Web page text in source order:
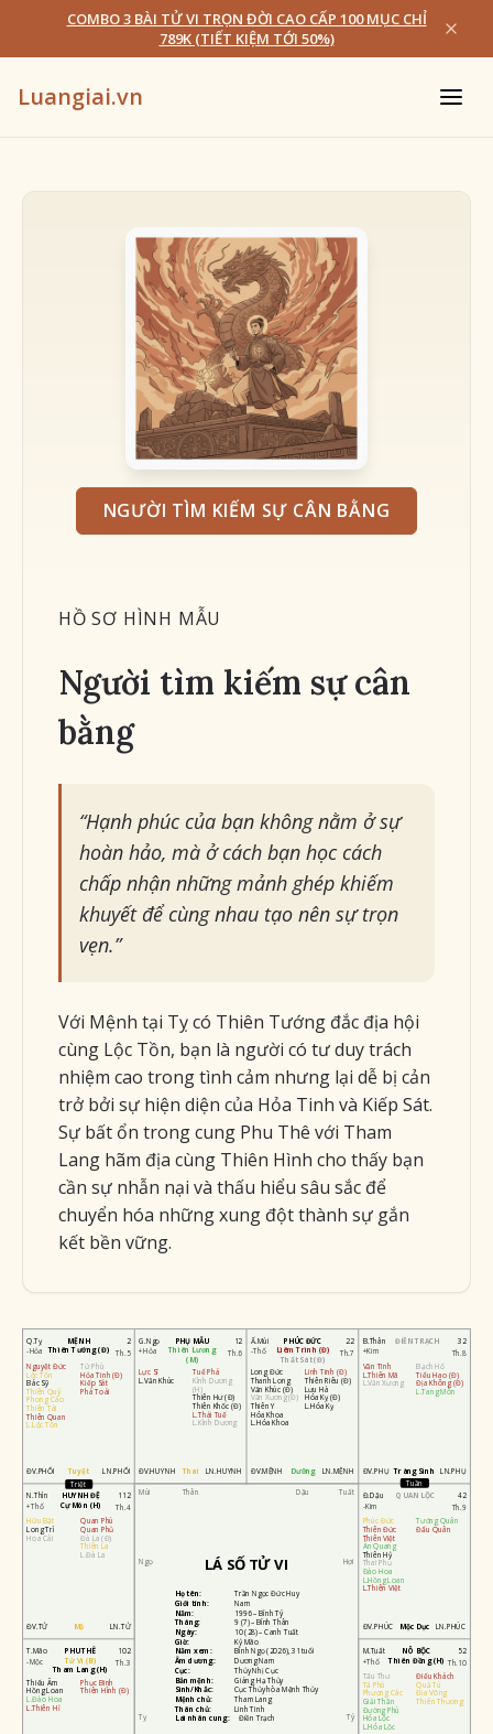
COMBO 3 BÀI TỬ VI TRỌN ĐỜI CAO CẤP 100 MỤC CHỈ
789K (TIẾT KIỆM TỚI 50%)
Luangiai.vn
NGƯỜI TÌM KIẾM SỰ CÂN BẰNG
HỒ SƠ HÌNH MẪU
Người tìm kiếm sự cân
bằng
“Hạnh phúc của bạn không nằm ở sự
hoàn hảo, mà ở cách bạn học cách
chấp nhận những mảnh ghép khiếm
khuyết để cùng nhau tạo nên sự trọn
vẹn.”
Với Mệnh tại Tỵ có Thiên Tướng đắc địa hội
cùng Lộc Tồn, bạn là người có tư duy trách
nhiệm cao trong tình cảm nhưng lại dễ bị cản
trở bởi sự hiện diện của Hỏa Tinh và Kiếp Sát.
Sự bất ổn trong cung Phu Thê với Tham
Lang hãm địa cùng Thiên Hình cho thấy bạn
cần sự nhẫn nại và thấu hiểu sâu sắc để
chuyển hóa những xung đột thành sự gắn
kết bền vững.
Q.Tỵ
-Hỏa
MỆNH
Thiên Tướng (Đ)
2
Th.5
Nguyệt Đức
Lộc Tồn
Bác Sỹ
Thiên Quý
Phong Cáo
Thiên Tài
Thiên Quan
L.Lộc Tồn
Tử Phù
Hỏa Tinh (Đ)
Kiếp Sát
Phá Toái
ĐV.PHỐI Tuyệt LN.PHỐI
Mùi
Triệt
G.Ngọ
+Hỏa
PHỤ MẪU
Thiên Lương
(M)
12
Th.6
Lực Sĩ
L.Văn Khúc
Tuế Phá
Kình Dương
(H)
Thiên Hư (Đ)
Thiên Khốc (Đ)
L.Thái Tuế
L.Kình Dương
ĐV.HUYNH Thai LN.HUYNH
Thân
Ấ.Mùi
-Thổ
PHÚC ĐỨC
Liêm Trinh (Đ)
Thất Sát (Đ)
22
Th.7
Long Đức
Thanh Long
Văn Khúc (Đ)
Văn Xương (Đ)
Thiên Y
Hóa Khoa
L.Hóa Khoa
Linh Tinh (Đ)
Thiên Riêu (Đ)
Lưu Hà
Hóa Kỵ (Đ)
L.Hóa Kỵ
ĐV.MỆNH Dưỡng LN.MỆNH
Dậu
B.Thân
+Kim
ĐIỀN TRẠCH
32
Th.8
Văn Tinh
L.Thiên Mã
L.Văn Xương
Bạch Hổ
Tiểu Hao (Đ)
Địa Không (Đ)
L.Tang Môn
ĐV.PHỤ Tràng Sinh LN.PHỤ
Tuất
N.Thìn
+Thổ
HUYNH ĐỆ
Cự Môn (H)
112
Th.4
Hữu Bật
Long Trì
Hoa Cái
Quan Phù
Quan Phủ
Đà La (Đ)
Thiên La
L.Đà La
ĐV.TỬ Mộ LN.TỬ
Ngọ LÁ SỐ TỬ VI
Họ tên: Trần Ngọc Đức Huy
Giới tính:
Nam
Năm:
1996 – Bính Tý
Tháng:
9 (7) – Bính Thân
Ngày:
10 (28) – Canh Tuất
Giờ:
Kỷ Mão
Năm xem: Bính Ngọ (2026), 31 tuổi
Âm dương:
Dương Nam
Cục:
Thủy Nhị Cục
Bản mệnh: Giáng Hạ Thủy
Sinh/Khắc:
Cục Thủy hòa Mệnh Thủy
Mệnh chủ:
Tham Lang
Thân chủ:
Linh Tinh
Lai nhân cung: Điền Trạch
Đ.Dậu
-Kim
QUAN LỘC
42
Th.9
Phúc Đức
Thiên Đức
Thiên Việt
Ân Quang
Thiên Hỷ
Thai Phụ
Đào Hoa
L.Hồng Loan
L.Thiên Việt
Tướng Quân
Đẩu Quân
ĐV.PHÚC Mộc Dục LN.PHÚC
Hợi
Tuần
T.Mão
-Mộc
PHU THÊ
Tử Vi (B)
Tham Lang (H)
102
Th.3
Thiếu Âm
Hồng Loan
L.Đào Hoa
L.Thiên Hỉ
Phục Binh
Thiên Hình (Đ)
Tỵ
M.Tuất
+Thổ
NÔ BỘC
Thiên Đồng (H)
52
Th.10
Tấu Thư
Tả Phù
Phượng Các
Giải Thần
Đường Phù
Hóa Lộc
L.Hóa Lộc
Điếu Khách
Quả Tú
Địa Võng
Thiên Thương
Tý